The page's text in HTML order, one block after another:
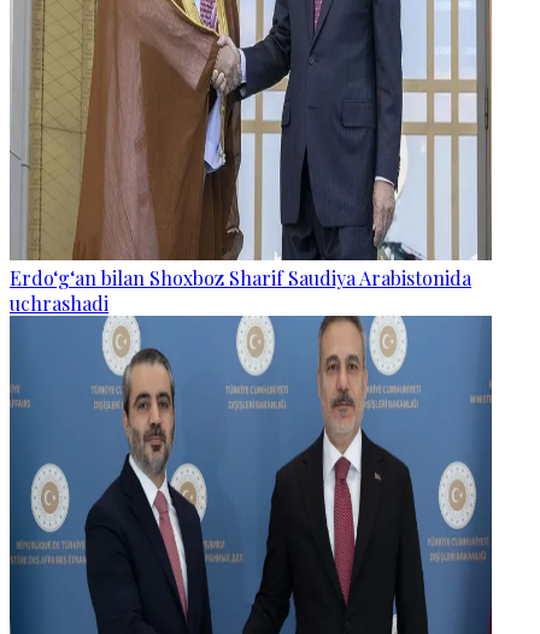
Erdo‘g‘an bilan Shoxboz Sharif Saudiya Arabistonida
uchrashadi